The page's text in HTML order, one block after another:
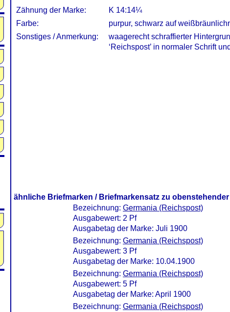
Zähnung der Marke:
K 14:14¼
Farbe:
purpur, schwarz auf
Sonstiges / Anmerkung:
waagerecht schraffierter
‘Reichspost’ in normaler Schrift
ähnliche Briefmarken / Briefmarkensatz zu obenstehender
Bezeichnung: Germania (Reichspost)
Ausgabewert: 2 Pf
Ausgabetag der Marke: Juli 1900
Bezeichnung: Germania (Reichspost)
Ausgabewert: 3 Pf
Ausgabetag der Marke: 10.04.1900
Bezeichnung: Germania (Reichspost)
Ausgabewert: 5 Pf
Ausgabetag der Marke: April 1900
Bezeichnung: Germania (Reichspost)